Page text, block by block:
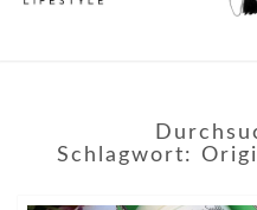
Schlagwort: